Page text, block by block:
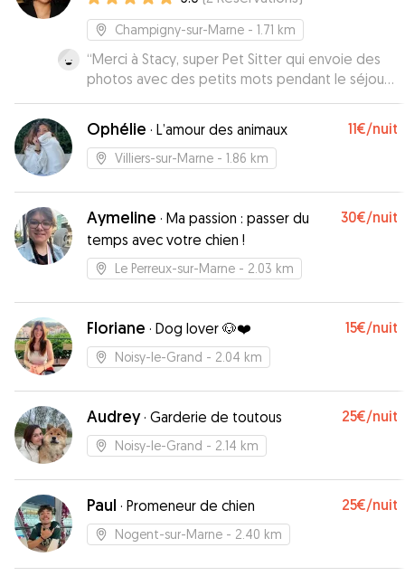
Champigny-sur-Marne - 1.71 km
“Merci à Stacy, super Pet Sitter qui envoie des
photos avec des petits mots pendant le séjour
ce qui est super rassurant. Nuts a été super bien
pendant son séjour chez elle
Ophélie · L’amour des animaux 11€/nuit
Villiers-sur-Marne - 1.86 km
Aymeline · Ma passion : passer du
temps avec votre chien !
30€/nuit
Le Perreux-sur-Marne - 2.03 km
Floriane · Dog lover 🐶❤️ 15€/nuit
Noisy-le-Grand - 2.04 km
Audrey· Garderie de toutous 25€/nuit
Noisy-le-Grand - 2.14 km
Paul · Promeneur de chien 25€/nuit
Nogent-sur-Marne - 2.40 km